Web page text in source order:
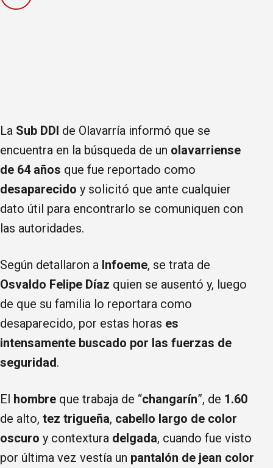
La Sub DDI de Olavarría informó que se
encuentra en la búsqueda de un olavarriense
de 64 años que fue reportado como
desaparecido y solicitó que ante cualquier
dato útil para encontrarlo se comuniquen con
las autoridades.
Según detallaron a Infoeme, se trata de
Osvaldo Felipe Díaz quien se ausentó y, luego
de que su familia lo reportara como
desaparecido, por estas horas es
intensamente buscado por las fuerzas de
seguridad.
El hombre que trabaja de “changarín”, de 1.60
de alto, tez trigueña, cabello largo de color
oscuro y contextura delgada, cuando fue visto
por última vez vestía un pantalón de jean color